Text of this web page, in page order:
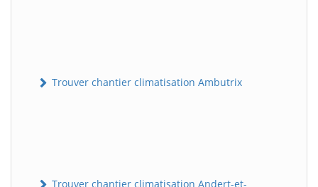
Trouver chantier climatisation Ambutrix
Trouver chantier climatisation Andert-et-